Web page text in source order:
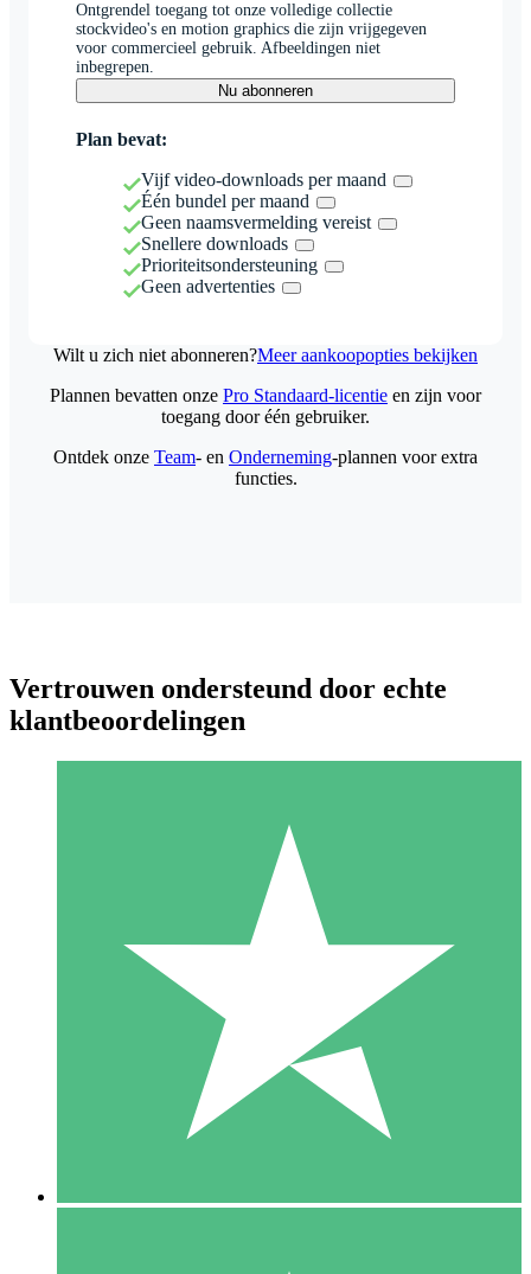
Ontgrendel toegang tot onze volledige collectie
stockvideo's en motion graphics die zijn vrijgegeven
voor commercieel gebruik. Afbeeldingen niet
inbegrepen.
Nu abonneren
Plan bevat:
Vijf video-downloads per maand
Één bundel per maand
Geen naamsvermelding vereist
Snellere downloads
Prioriteitsondersteuning
Geen advertenties
Wilt u zich niet abonneren?Meer aankoopopties bekijken
Individuele Creditpakketten
Betaal per gebruik met downloadtegoeden. Geen maandelijkse
1000
Plannen bevatten onze Pro Standaard-licentie en zijn voor
toegang door één gebruiker.
Ontdek onze Team- en Onderneming-plannen voor extra
functies.
Vertrouwen ondersteund door echte
klantbeoordelingen